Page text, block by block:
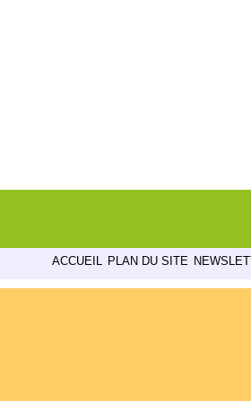
ACCUEIL PLAN DU SITE